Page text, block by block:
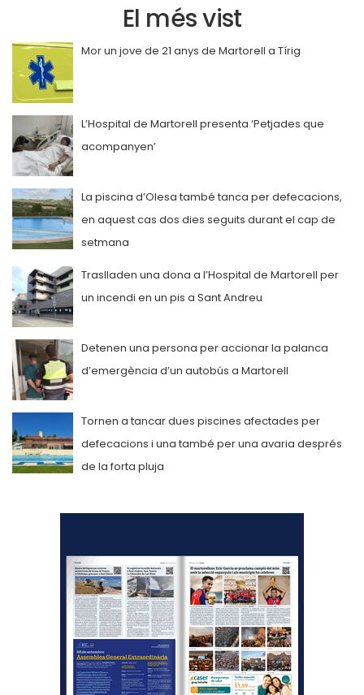
El més vist
Mor un jove de 21 anys de Martorell a Tírig
L’Hospital de Martorell presenta ‘Petjades que
acompanyen’
La piscina d’Olesa també tanca per defecacions,
en aquest cas dos dies seguits durant el cap de
setmana
Traslladen una dona a l’Hospital de Martorell per
un incendi en un pis a Sant Andreu
Detenen una persona per accionar la palanca
d’emergència d’un autobús a Martorell
Tornen a tancar dues piscines afectades per
defecacions i una també per una avaria després
de la forta pluja